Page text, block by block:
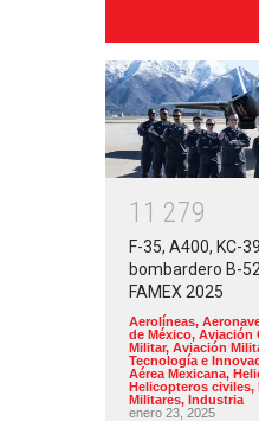
1 1 279
F-35, A400, KC-
bombardero B-
FAMEX 2025
Aerolíneas,
de México, Aviación
Militar, Aviación
Tecnología e
Aérea Mexicana,
Helicopteros civiles,
Militares, Industria
enero 23, 2025